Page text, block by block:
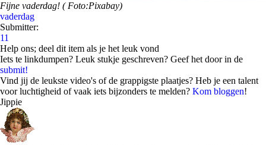
Fijne vaderdag! ( Foto:Pixabay)
vaderdag
Submitter:
11
Help ons; deel dit item als je het leuk vond
Iets te linkdumpen? Leuk stukje geschreven? Geef het door in de
submit!
Vind jij de leukste video's of de grappigste plaatjes? Heb je een talent
voor luchtigheid of vaak iets bijzonders te melden? Kom bloggen!
Jippie